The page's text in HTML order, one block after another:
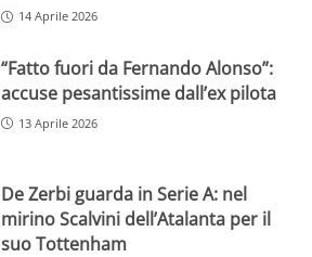
14 Aprile 2026
“Fatto fuori da Fernando Alonso”:
accuse pesantissime dall’ex pilota
13 Aprile 2026
De Zerbi guarda in Serie A: nel
mirino Scalvini dell’Atalanta per il
suo Tottenham